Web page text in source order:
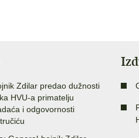
Zdilar predao dužnosti
HVU-a primatelju
i odgovornosti